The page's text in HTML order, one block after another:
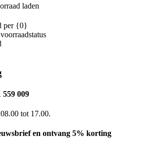
laden
per {0}
559 009
tot 17.00.
en ontvang 5% korting